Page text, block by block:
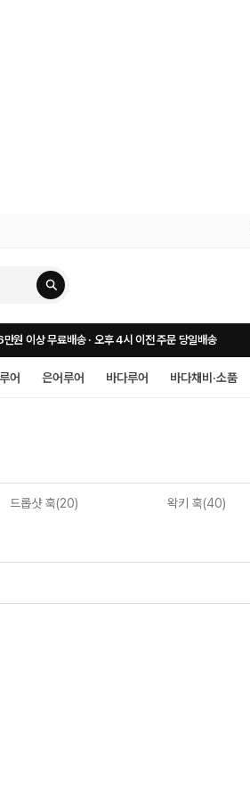
원 이상 무료배송 · 오후 4시 이전 주문 당일배송
어 은어루어 바다루어 바다채비·소품
드롭샷 훅(20) 왁키 훅(40)